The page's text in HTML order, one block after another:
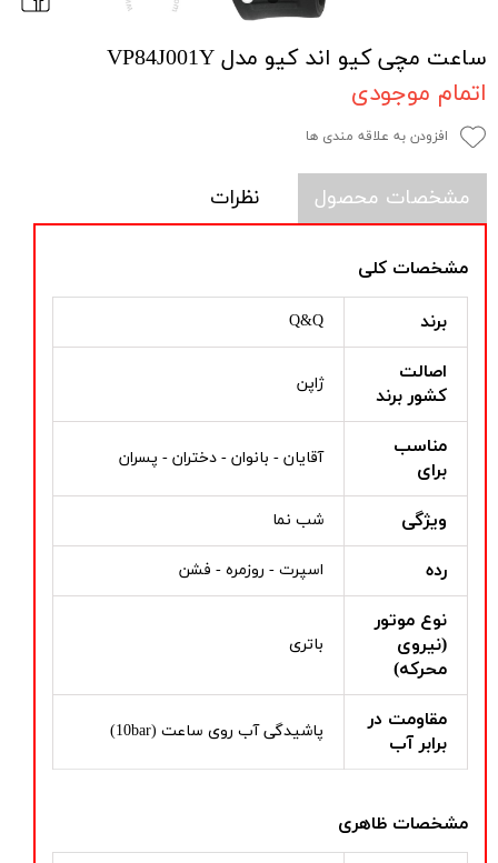
ساعت مچی کیو اند کیو مدل VP84J001Y
اتمام موجودی
افزودن به علاقه مندی ها
مشخصات محصول نظرات
مشخصات کلی
برند Q&Q
اصالت
کشور برند
ژاپن
مناسب
برای
آقایان - بانوان - دختران - پسران
ویژگی شب نما
رده اسپرت - روزمره - فشن
نوع موتور
(نیروی
محرکه)
باتری
مقاومت در
برابر آب
پاشیدگی آب روی ساعت (10bar)
مشخصات ظاهری